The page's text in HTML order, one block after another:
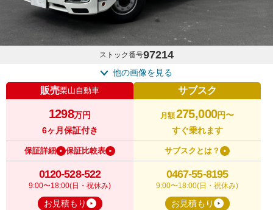
ストック番号97214
他の画像を見る
販売栗山自動車
1298万円
6ヶ月保証付き
保証詳細 保証比較表
0120-528-522
9:00〜18:00(日・祝休み)
お見積もり
サブスク
月額275,000円〜
すぐ乗れます
サブスクとは？
0467-55-8195
9:00〜18:00(日・祝休み)
お見積もり